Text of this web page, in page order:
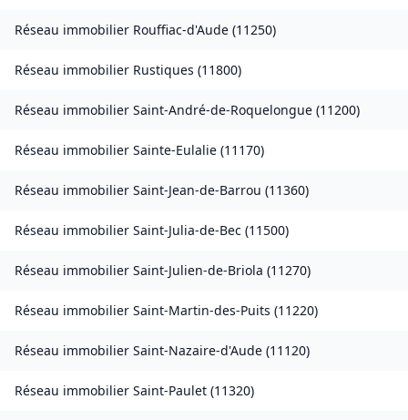
Réseau immobilier Rouffiac-d'Aude (11250)
Réseau immobilier Rustiques (11800)
Réseau immobilier Saint-André-de-Roquelongue (11200)
Réseau immobilier Sainte-Eulalie (11170)
Réseau immobilier Saint-Jean-de-Barrou (11360)
Réseau immobilier Saint-Julia-de-Bec (11500)
Réseau immobilier Saint-Julien-de-Briola (11270)
Réseau immobilier Saint-Martin-des-Puits (11220)
Réseau immobilier Saint-Nazaire-d'Aude (11120)
Réseau immobilier Saint-Paulet (11320)